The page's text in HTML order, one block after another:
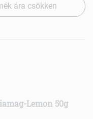
ára csökken
Lemon 50g